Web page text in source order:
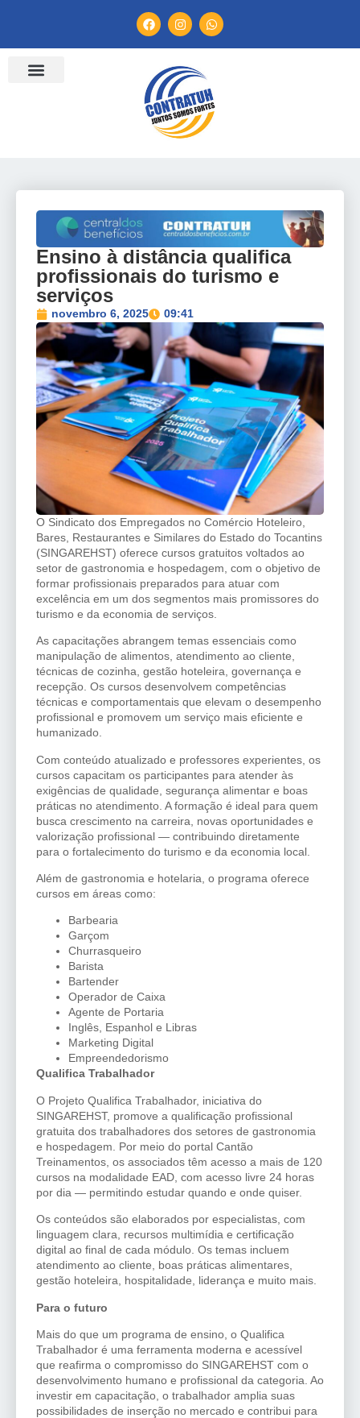
Ensino à distância qualifica
profissionais do turismo e
serviços
novembro 6, 2025 09:41
O Sindicato dos Empregados no Comércio Hoteleiro,
Bares, Restaurantes e Similares do Estado do Tocantins
(SINGAREHST) oferece cursos gratuitos voltados ao
setor de gastronomia e hospedagem, com o objetivo de
formar profissionais preparados para atuar com
excelência em um dos segmentos mais promissores do
turismo e da economia de serviços.
As capacitações abrangem temas essenciais como
manipulação de alimentos, atendimento ao cliente,
técnicas de cozinha, gestão hoteleira, governança e
recepção. Os cursos desenvolvem competências
técnicas e comportamentais que elevam o desempenho
profissional e promovem um serviço mais eficiente e
humanizado.
Com conteúdo atualizado e professores experientes, os
cursos capacitam os participantes para atender às
exigências de qualidade, segurança alimentar e boas
práticas no atendimento. A formação é ideal para quem
busca crescimento na carreira, novas oportunidades e
valorização profissional — contribuindo diretamente
para o fortalecimento do turismo e da economia local.
Além de gastronomia e hotelaria, o programa oferece
cursos em áreas como:
Barbearia
Garçom
Churrasqueiro
Barista
Bartender
Operador de Caixa
Agente de Portaria
Inglês, Espanhol e Libras
Marketing Digital
Empreendedorismo
Qualifica Trabalhador
O Projeto Qualifica Trabalhador, iniciativa do
SINGAREHST, promove a qualificação profissional
gratuita dos trabalhadores dos setores de gastronomia
e hospedagem. Por meio do portal Cantão
Treinamentos, os associados têm acesso a mais de 120
cursos na modalidade EAD, com acesso livre 24 horas
por dia — permitindo estudar quando e onde quiser.
Os conteúdos são elaborados por especialistas, com
linguagem clara, recursos multimídia e certificação
digital ao final de cada módulo. Os temas incluem
atendimento ao cliente, boas práticas alimentares,
gestão hoteleira, hospitalidade, liderança e muito mais.
Para o futuro
Mais do que um programa de ensino, o Qualifica
Trabalhador é uma ferramenta moderna e acessível
que reafirma o compromisso do SINGAREHST com o
desenvolvimento humano e profissional da categoria. Ao
investir em capacitação, o trabalhador amplia suas
possibilidades de inserção no mercado e contribui para